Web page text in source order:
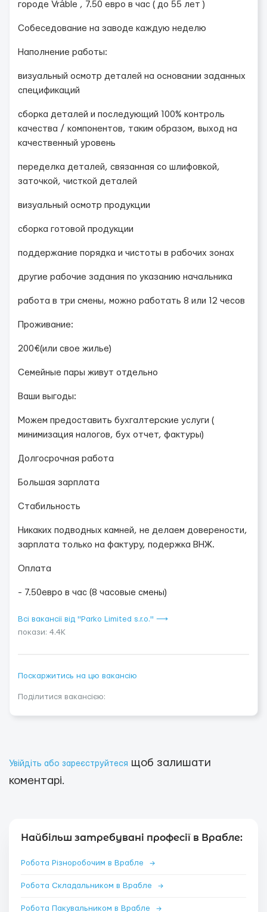
городе Vráble , 7.50 евро в час ( до 55 лет )
Собеседование на заводе каждую неделю
Наполнение работы:
визуальный осмотр деталей на основании заданных
спецификаций
сборка деталей и последующий 100% контроль
качества / компонентов, таким образом, выход на
качественный уровень
переделка деталей, связанная со шлифовкой,
заточкой, чисткой деталей
визуальный осмотр продукции
сборка готовой продукции
поддержание порядка и чистоты в рабочих зонах
другие рабочие задания по указанию начальника
работа в три смены, можно работать 8 или 12 чесов
Проживание:
200€(или свое жилье)
Семейные пары живут отдельно
Ваши выгоды:
Можем предоставить бухгалтерские услуги (
минимизация налогов, бух отчет, фактуры)
Долгосрочная работа
Большая зарплата
Стабильность
Никаких подводных камней, не делаем доверености,
зарплата только на фактуру, подержка ВНЖ.
Оплата
- 7.50евро в час (8 часовые смены)
Всі вакансії від "Parko Limited s.r.o." ⟶
покази: 4.4K
Поскаржитись на цю вакансію
Поділитися вакансією:
Увійдіть або зареєструйтеся щоб залишати
коментарі.
Найбільш затребувані професії в Врабле:
Робота Різноробочим в Врабле →
Робота Складальником в Врабле →
Робота Пакувальником в Врабле →